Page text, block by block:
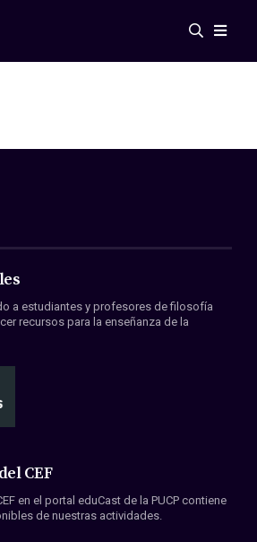
a estudiantes y profesores de filosofía
recursos para la enseñanza de la
CEF
en el portal eduCast de la PUCP contiene
de nuestras actividades.